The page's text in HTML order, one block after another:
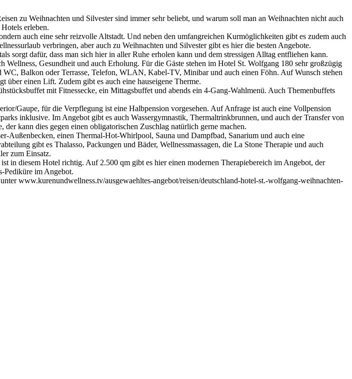
zu Weihnachten und Silvester sind immer sehr beliebt, und warum soll man an Weihnachten nicht auch
erleben.
auch eine sehr reizvolle Altstadt. Und neben den umfangreichen Kurmöglichkeiten gibt es zudem auch
verbringen, aber auch zu Weihnachten und Silvester gibt es hier die besten Angebote.
sorgt dafür, dass man sich hier in aller Ruhe erholen kann und dem stressigen Alltag entfliehen kann.
Gesundheit und auch Erholung. Für die Gäste stehen im Hotel St. Wolfgang 180 sehr großzügig
Balkon oder Terrasse, Telefon, WLAN, Kabel-TV, Minibar und auch einen Föhn. Auf Wunsch stehen
über einen Lift. Zudem gibt es auch eine hauseigene Therme.
mit Fitnessecke, ein Mittagsbuffet und abends ein 4-Gang-Wahlmenü. Auch Themenbuffets
Gaupe, für die Verpflegung ist eine Halbpension vorgesehen. Auf Anfrage ist auch eine Vollpension
inklusive. Im Angebot gibt es auch Wassergymnastik, Thermaltrinkbrunnen, und auch der Transfer von
kann dies gegen einen obligatorischen Zuschlag natürlich gerne machen.
Außenbecken, einen Thermal-Hot-Whirlpool, Sauna und Dampfbad, Sanarium und auch eine
gibt es Thalasso, Packungen und Bäder, Wellnessmassagen, die La Stone Therapie und auch
zum Einsatz.
in diesem Hotel richtig. Auf 2.500 qm gibt es hier einen modernen Therapiebereich im Angebot, der
Pediküre im Angebot.
www.kurenundwellness.tv/ausgewaehltes-angebot/reisen/deutschland-hotel-st.-wolfgang-weihnachten-